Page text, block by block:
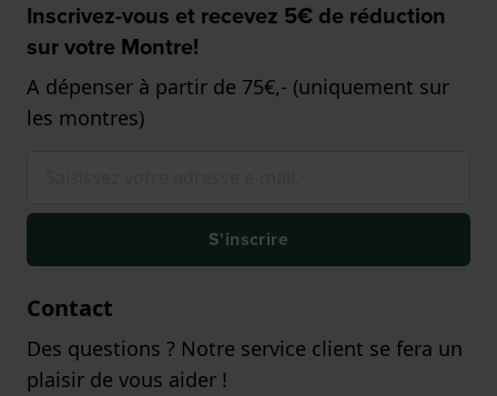
Inscrivez-vous et recevez 5€ de réduction
sur votre Montre!
A dépenser à partir de 75€,- (uniquement sur
les montres)
S'inscrire
Contact
Des questions ? Notre service client se fera un
plaisir de vous aider !